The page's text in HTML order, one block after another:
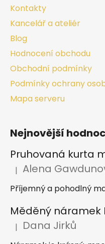
Kontakty
Kancelář a ateliér
Blog
Hodnocení obchodu
Obchodní podmínky
Podmínky ochrany
Mapa serveru
Nejnovější
Pruhovaná kurta
Hodnocení produktu je
| Alena
Příjemný a pohodlný
Hodnocení produktu je
| Dana Jirků